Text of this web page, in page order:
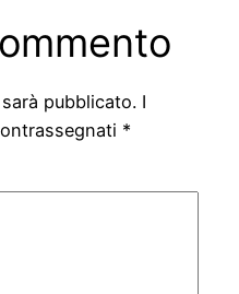
pubblicato. I
*